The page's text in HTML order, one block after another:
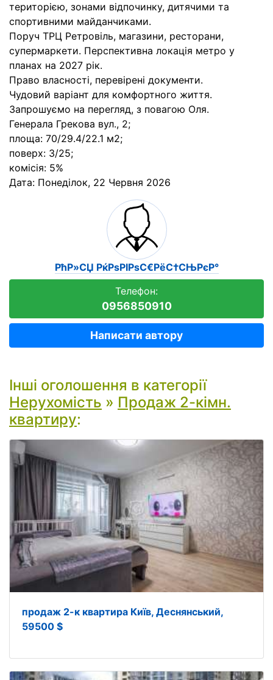
територією, зонами відпочинку, дитячими та
спортивними майданчиками.
Поруч ТРЦ Ретровіль, магазини, ресторани,
супермаркети. Перспективна локація метро у
планах на 2027 рік.
Право власності, перевірені документи.
Чудовий варіант для комфортного життя.
Запрошуємо на перегляд, з повагою Оля.
Генерала Грекова вул., 2;
площа: 70/29.4/22.1 м2;
поверх: 3/25;
комісія: 5%
Дата: Понеділок, 22 Червня 2026
РћР»СЏ РќРѕРІРѕС€РёС†СЊРєР°
Телефон:
0956850910
Написати автору
Інші оголошення в категорії
Нерухомість » Продаж 2-кімн.
квартиру:
продаж 2-к квартира Київ, Деснянський,
59500 $